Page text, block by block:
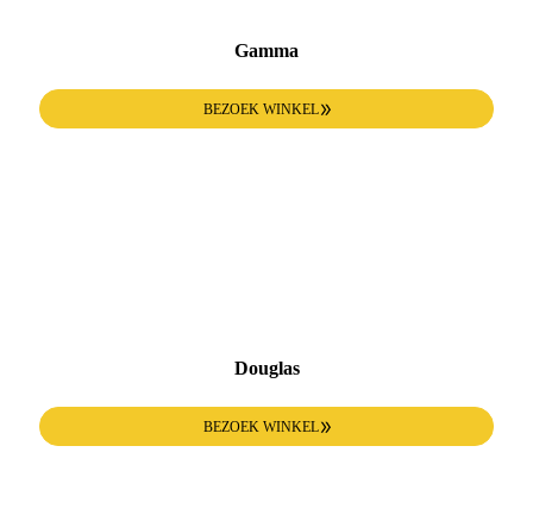
Gamma
BEZOEK WINKEL
Douglas
BEZOEK WINKEL